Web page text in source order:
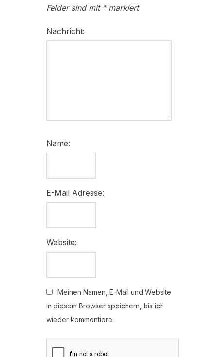
Felder sind mit *markiert
Nachricht:
Name:
E-Mail Adresse:
Website:
Meinen Namen, E-Mail und Website
in diesem Browser speichern, bis ich
wieder kommentiere.